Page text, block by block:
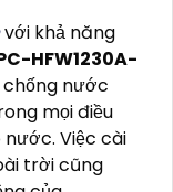
với khả năng
HFW1230A-
nước
mọi điều
Việc cài
trời cũng